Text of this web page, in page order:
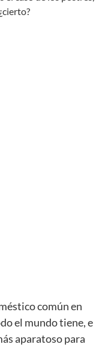
común en
el mundo tiene, e
aparatoso para